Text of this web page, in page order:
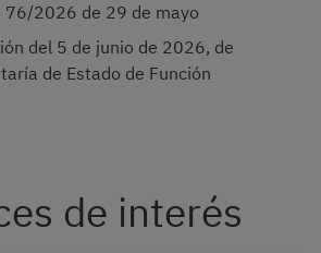
76/2026 de 29 de mayo
del 5 de junio de 2026, de
de Estado de Función
de interés